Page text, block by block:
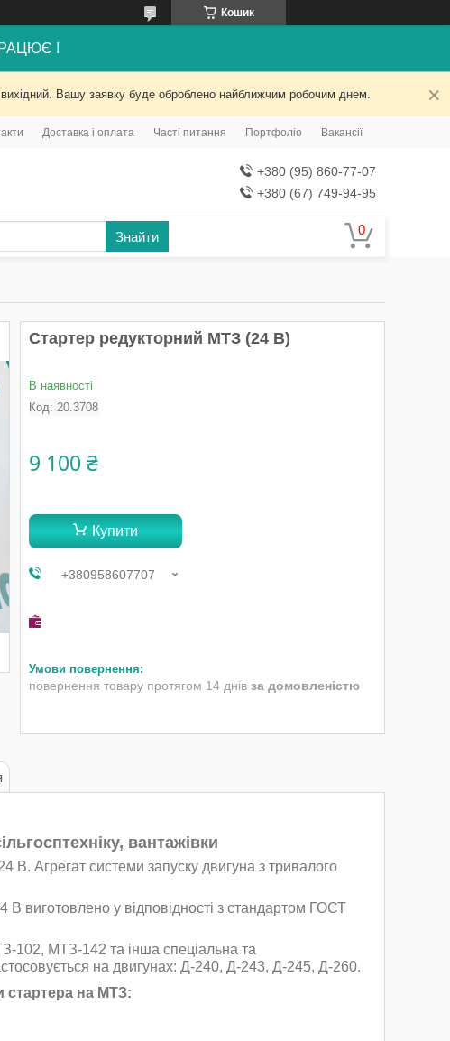
Кошик
!
Вашу заявку буде оброблено найближчим робочим днем.
Доставка і оплата Часті питання Портфоліо Вакансії
+380 (95) 860-77-07
+380 (67) 749-94-95
Знайти
Стартер редукторний МТЗ (24 В)
В наявності
Код: 20.3708
9 100 ₴
Купити
+380958607707
повернення товару протягом 14 днів за домовленістю
вантажівки
В. Агрегат системи запуску двигуна з тривалого
В виготовлено у відповідності з стандартом ГОСТ
102, МТЗ-142 та інша спеціальна та
на двигунах: Д-240, Д-243, Д-245, Д-260.
стартера на МТЗ: